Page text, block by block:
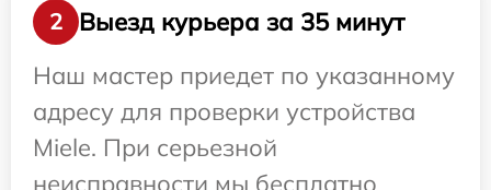
2
Выезд курьера за 35 минут
Наш мастер приедет по указанному
адресу для проверки устройства
Miele. При серьезной
неисправности мы бесплатно